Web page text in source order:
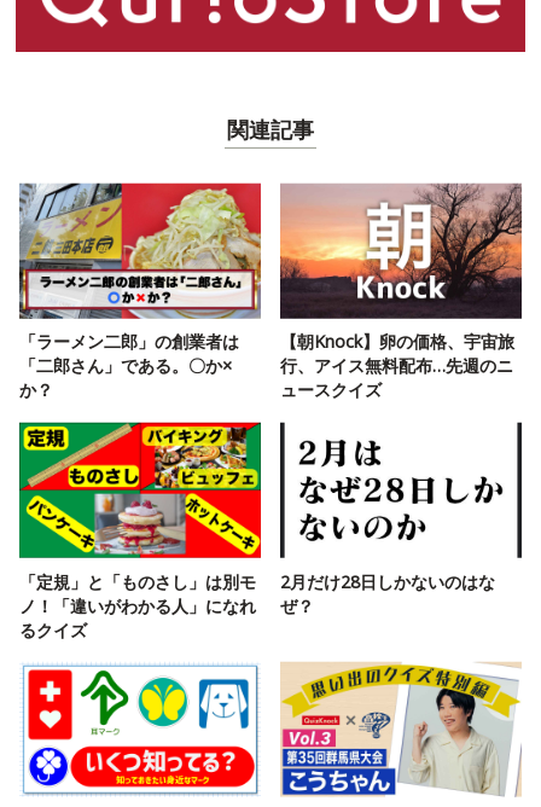
関連記事
「ラーメン二郎」の創業者は
「二郎さん」である。〇か×
か？
【朝Knock】卵の価格、宇宙旅
行、アイス無料配布…先週のニ
ュースクイズ
「定規」と「ものさし」は別モ
ノ！「違いがわかる人」になれ
るクイズ
2月だけ28日しかないのはな
ぜ？